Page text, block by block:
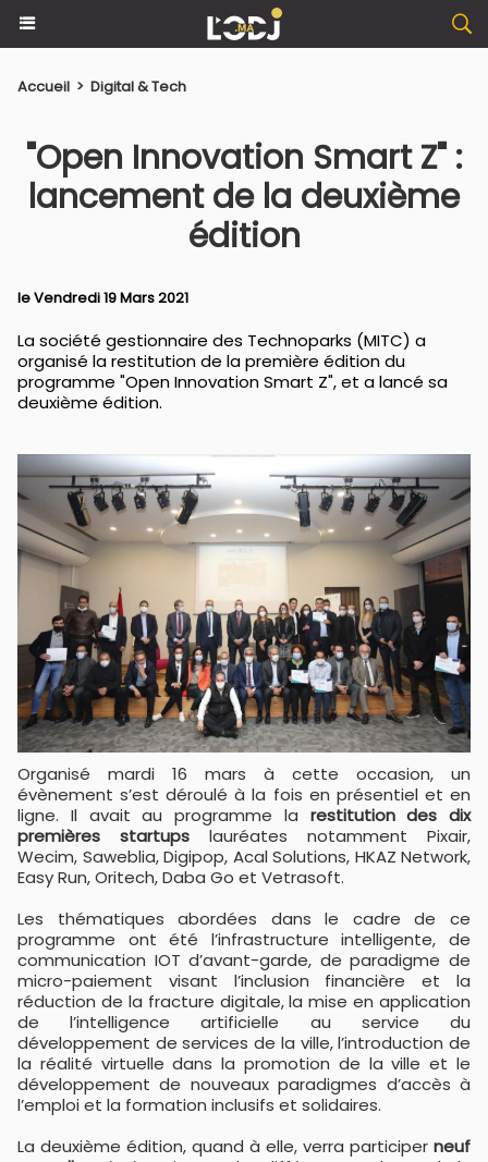
Accueil > Digital & Tech
"Open Innovation Smart Z" :
lancement de la deuxième
édition
le Vendredi 19 Mars 2021
La société gestionnaire des Technoparks (MITC) a
organisé la restitution de la première édition du
programme "Open Innovation Smart Z", et a lancé sa
deuxième édition.
Organisé mardi 16 mars à cette occasion, un
évènement s’est déroulé à la fois en présentiel et en
ligne. Il avait au programme la restitution des dix
premières startups lauréates notamment Pixair,
Wecim, Saweblia, Digipop, Acal Solutions, HKAZ Network,
Easy Run, Oritech, Daba Go et Vetrasoft.
Les thématiques abordées dans le cadre de ce
programme ont été l’infrastructure intelligente, de
communication IOT d’avant-garde, de paradigme de
micro-paiement visant l’inclusion financière et la
réduction de la fracture digitale, la mise en application
de l’intelligence artificielle au service du
développement de services de la ville, l’introduction de
la réalité virtuelle dans la promotion de la ville et le
développement de nouveaux paradigmes d’accès à
l’emploi et la formation inclusifs et solidaires.
La deuxième édition, quand à elle, verra participer neuf